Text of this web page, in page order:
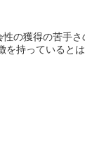
の獲得の苦手さ
を持っているとは